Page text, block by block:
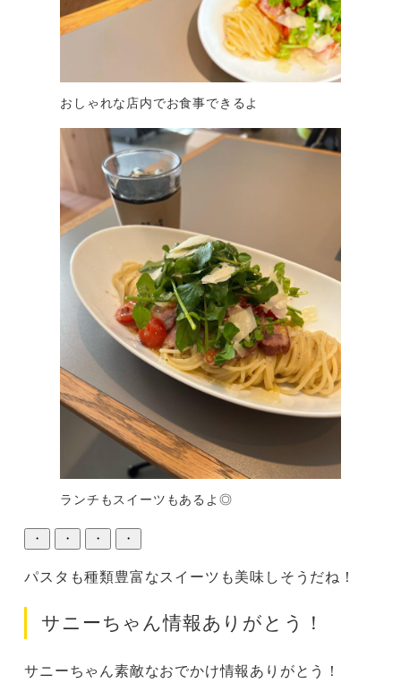
おしゃれな店内でお食事できるよ
ランチもスイーツもあるよ◎
・ ・ ・ ・
パスタも種類豊富なスイーツも美味しそうだね！
サニーちゃん情報ありがとう！
サニーちゃん素敵なおでかけ情報ありがとう！